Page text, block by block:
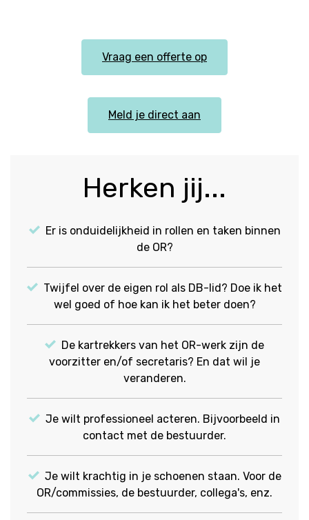
Vraag een offerte op
Meld je direct aan
Herken jij...
Er is onduidelijkheid in rollen en taken binnen
de OR?
Twijfel over de eigen rol als DB-lid? Doe ik het
wel goed of hoe kan ik het beter doen?
De kartrekkers van het OR-werk zijn de
voorzitter en/of secretaris? En dat wil je
veranderen.
Je wilt professioneel acteren. Bijvoorbeeld in
contact met de bestuurder.
Je wilt krachtig in je schoenen staan. Voor de
OR/commissies, de bestuurder, collega's, enz.